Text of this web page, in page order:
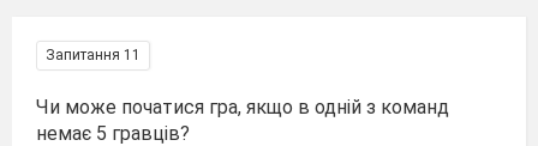
Запитання 11
Чи може початися гра, якщо в одній з команд
немає 5 гравців?